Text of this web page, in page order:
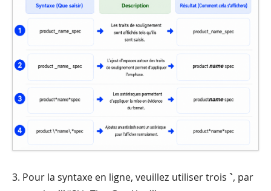
3. Pour la syntaxe en ligne, veuillez utiliser trois `, par